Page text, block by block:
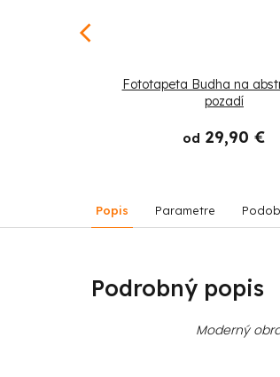
Fototapeta Budha na
pozadí
od 29,90 €
Popis Parametre
Podrobný popis
Moderný